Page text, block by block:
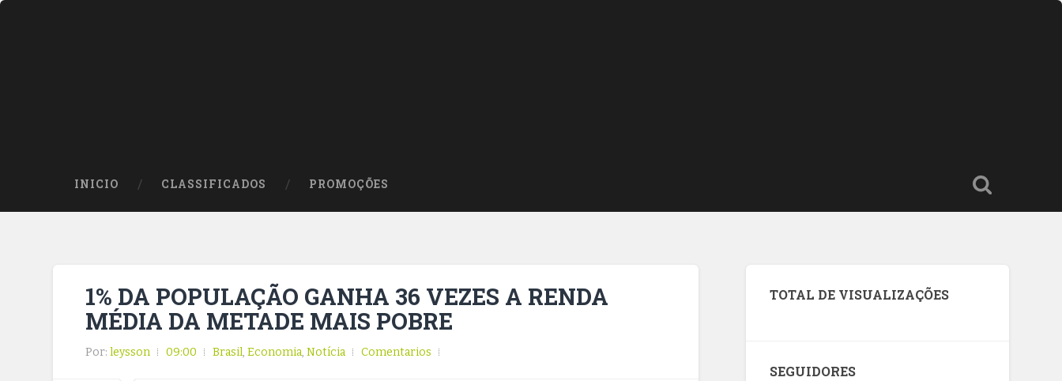
INICIO CLASSIFICADOS PROMOÇÕES
1% DA POPULAÇÃO GANHA 36 VEZES A RENDA
MÉDIA DA METADE MAIS POBRE
Por:leysson 09:00 Brasil,Economia,Notícia Comentarios
TOTAL DE VISUALIZAÇÕES
SEGUIDORES